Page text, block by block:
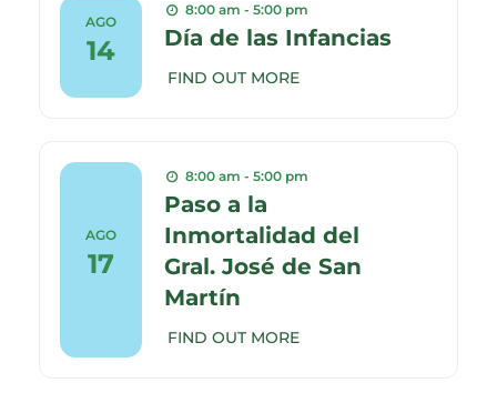
AGO
14
8:00 am - 5:00 pm
Día de las Infancias
FIND OUT MORE
AGO
17
8:00 am - 5:00 pm
Paso a la
Inmortalidad del
Gral. José de San
Martín
FIND OUT MORE